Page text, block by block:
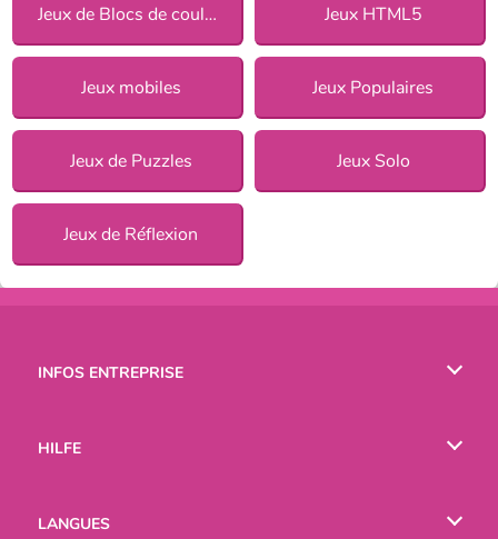
Jeux de Blocs de couleurs Jeux HTML5
Jeux mobiles Jeux Populaires
Jeux de Puzzles Jeux Solo
Jeux de Réflexion
INFOS ENTREPRISE
HILFE
LANGUES